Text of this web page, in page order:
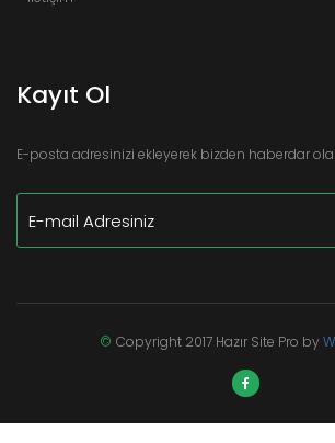
Kayıt Ol
E-posta adresinizi ekleyerek bizden haberdar
© Copyright 2017 Hazır Site Pro by